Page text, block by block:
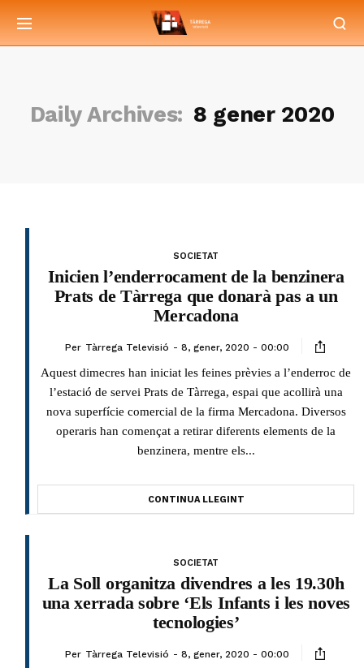
Daily Archives: 8 gener 2020
SOCIETAT
Inicien l’enderrocament de la benzinera
Prats de Tàrrega que donarà pas a un
Mercadona
Per Tàrrega Televisió 8, gener, 2020 - 00:00
Aquest dimecres han iniciat les feines prèvies a l’enderroc de
l’estació de servei Prats de Tàrrega, espai que acollirà una
nova superfície comercial de la firma Mercadona. Diversos
operaris han començat a retirar diferents elements de la
benzinera, mentre els...
CONTINUA LLEGINT
SOCIETAT
La Soll organitza divendres a les 19.30h
una xerrada sobre ‘Els Infants i les noves
tecnologies’
Per Tàrrega Televisió 8, gener, 2020 - 00:00